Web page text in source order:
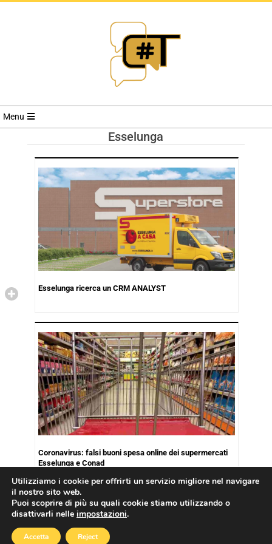
RIVISTA
TRENDS
Menu
Esselunga
Esselunga ricerca un CRM ANALYST
Coronavirus: falsi buoni spesa online dei supermercati
Esselunga e Conad
Copyright © 2026
Utilizziamo i cookie per offrirti un servizio migliore nel navigare
il nostro sito web.
Puoi scoprire di più su quali cookie stiamo utilizzando o
disattivarli nelle impostazioni.
Accetta Reject